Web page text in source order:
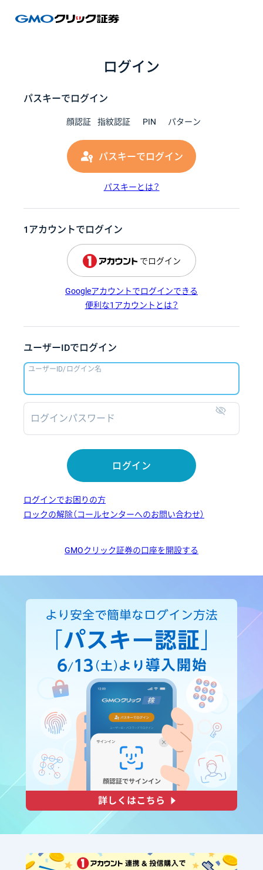
ログイン
パスキーでログイン
顔認証 指紋認証 PIN パターン
パスキーでログイン
パスキーとは？
1アカウントでログイン
でログイン
Googleアカウントでログインできる
便利な1アカウントとは？
ユーザーIDでログイン
ユーザーID/ログイン名
ログインパスワード
ログイン
ログインでお困りの方
ロックの解除（コールセンターへのお問い合わせ）
GMOクリック証券の口座を開設する